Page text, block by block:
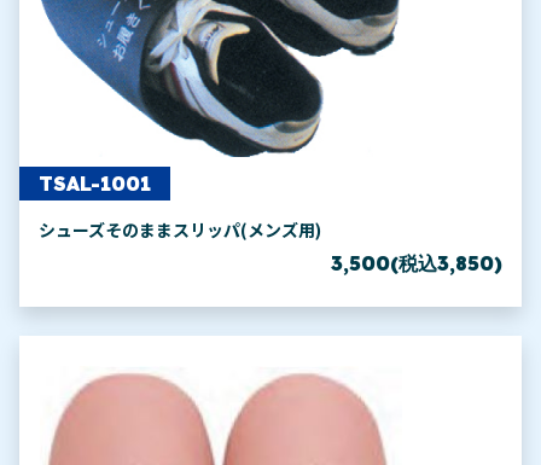
TSAL-1001
シューズそのままスリッパ(メンズ用)
3,500(税込3,850)